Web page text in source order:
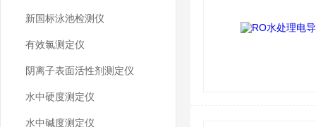
新国标泳池检测仪
有效氯测定仪
阴离子表面活性剂测定仪
水中硬度测定仪
水中碱度测定仪